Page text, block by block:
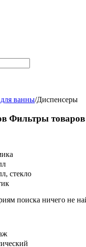
ванны/Диспенсеры
Фильтры товаров
стекло
поиска ничего не